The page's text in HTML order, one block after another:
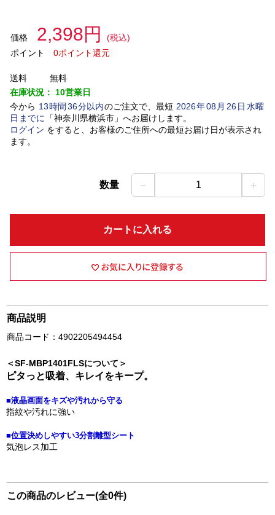
価格 2,398円
(税込)
ポイント
0ポイント還元
送料
無料
在庫状況： 10営業日
今から 13時間 36分以内のご注文で、最短 2026年08 月 26日水曜
日 までに 「神奈川県横浜市」 へお届けします。
ログイン をすると、お客様のご住所への最短お届け日が表示され
ます。
数量 － 1 ＋
カートに入れる
商品説明
商品コード：4902205494454
＜SF-MBP1401FLSについて＞
ピタっと吸着、キレイをキープ。
■液晶画面をキズや汚れから守る
指紋や汚れに強い
■位置決めしやすい3分割離型シート
気泡レス加工
この商品のレビュー(全0件)